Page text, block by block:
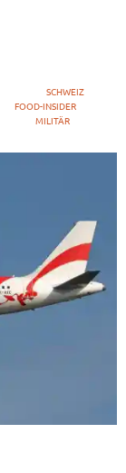
SCHWEIZ
FOOD-INSIDER
MILITÄR